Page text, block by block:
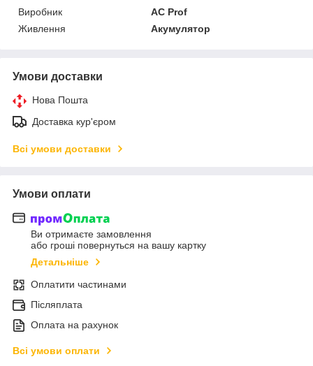
Виробник
AC Prof
Живлення
Акумулятор
Умови доставки
Нова Пошта
Доставка кур'єром
Всі умови доставки
Умови оплати
Ви отримаєте замовлення
або гроші повернуться на вашу картку
Детальніше
Оплатити частинами
Післяплата
Оплата на рахунок
Всі умови оплати